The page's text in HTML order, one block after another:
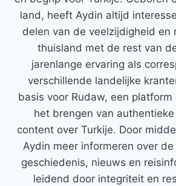
land, heeft Aydin altijd
delen van de veelzijdigheid en
thuisland met de rest van
jarenlange ervaring als
verschillende landelijke
basis voor Rudaw, een
het brengen van
content over Turkije. Door
Aydin meer informeren over
geschiedenis, nieuws en
leidend door integriteit en